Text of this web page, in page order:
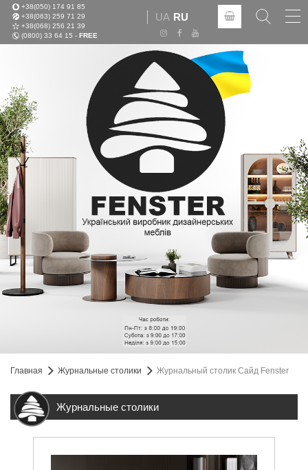
+38(050) 174 91 85
+38(063) 259 71 29
+38(068) 256 21 39
(0800) 33 64 15 - FREE
UA RU
Главная Журнальные столики Журнальный столик Сайд Fenster
Журнальные столики